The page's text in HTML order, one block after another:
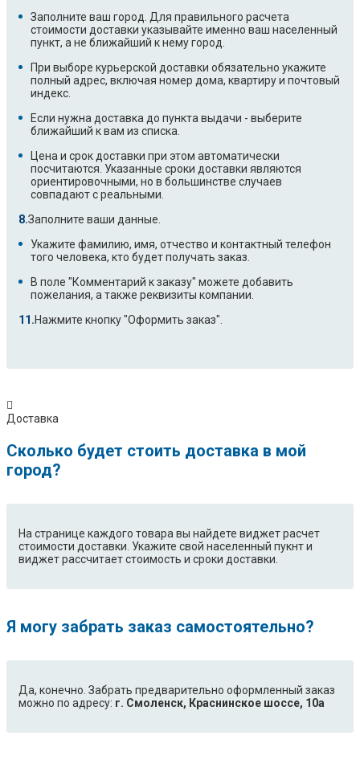
Заполните ваш город. Для правильного расчета
стоимости доставки указывайте именно ваш населенный
пункт, а не ближайший к нему город.
При выборе курьерской доставки обязательно укажите
полный адрес, включая номер дома, квартиру и почтовый
индекс.
Если нужна доставка до пункта выдачи - выберите
ближайший к вам из списка.
Цена и срок доставки при этом автоматически
посчитаются. Указанные сроки доставки являются
ориентировочными, но в большинстве случаев
совпадают с реальными.
Заполните ваши данные.
Укажите фамилию, имя, отчество и контактный телефон
того человека, кто будет получать заказ.
В поле "Комментарий к заказу" можете добавить
пожелания, а также реквизиты компании.
Нажмите кнопку "Оформить заказ".
Доставка
Сколько будет стоить доставка в мой
город?
На странице каждого товара вы найдете виджет расчет
стоимости доставки. Укажите свой населенный пукнт и
виджет рассчитает стоимость и сроки доставки.
Я могу забрать заказ самостоятельно?
Да, конечно. Забрать предварительно оформленный заказ
можно по адресу: г. Смоленск, Краснинское шоссе, 10а